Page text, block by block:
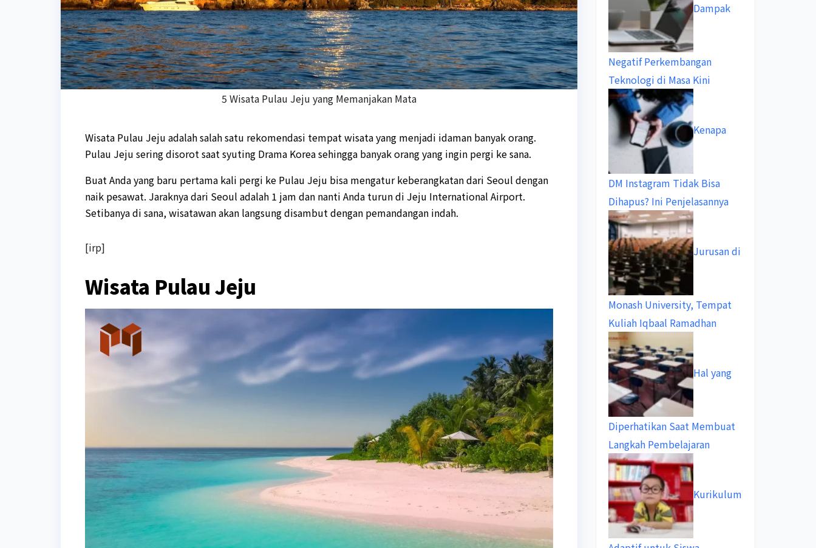
5 Wisata Pulau Jeju yang Memanjakan Mata
Wisata Pulau Jeju adalah salah satu rekomendasi tempat wisata yang menjadi idaman banyak orang.
Pulau Jeju sering disorot saat syuting Drama Korea sehingga banyak orang yang ingin pergi ke sana.
Buat Anda yang baru pertama kali pergi ke Pulau Jeju bisa mengatur keberangkatan dari Seoul dengan
naik pesawat. Jaraknya dari Seoul adalah 1 jam dan nanti Anda turun di Jeju International Airport.
Setibanya di sana, wisatawan akan langsung disambut dengan pemandangan indah.
[irp]
Wisata Pulau Jeju
Dampak
Negatif Perkembangan
Teknologi di Masa Kini
Kenapa
DM Instagram Tidak Bisa
Dihapus? Ini Penjelasannya
Jurusan di
Monash University, Tempat
Kuliah Iqbaal Ramadhan
Hal yang
Diperhatikan Saat Membuat
Langkah Pembelajaran
Kurikulum